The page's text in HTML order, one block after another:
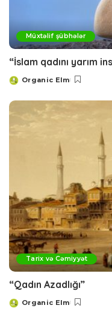
Müxtəlif şübhələr
“İslam qadını yarım
Posted
Organic Elm
Tarix və Cəmiyyət
“Qadın Azadlığı”
Posted
Organic Elm